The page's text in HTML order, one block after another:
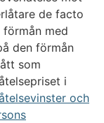
de facto
med
den förmån
som
i
och